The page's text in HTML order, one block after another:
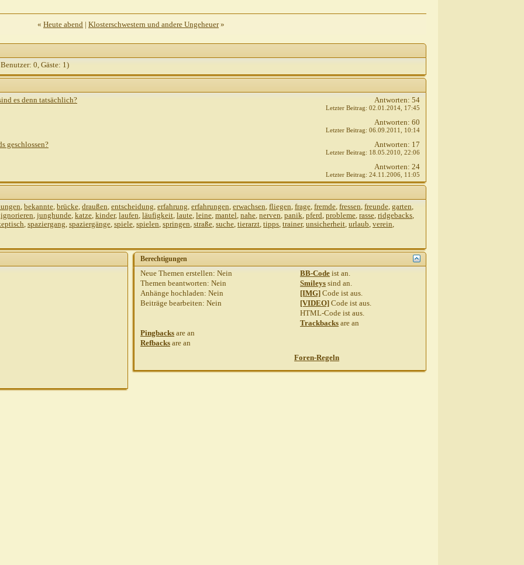
« Heute abend | Klosterschwestern und andere Ungeheuer »
0, Gäste: 1)
es denn tatsächlich? Antworten: 54
Letzter Beitrag: 02.01.2014, 17:45
Antworten: 60
Letzter Beitrag: 06.09.2011, 10:14
geschlossen? Antworten: 17
Letzter Beitrag: 18.05.2010, 22:06
Antworten: 24
Letzter Beitrag: 24.11.2006, 11:05
, bekannte, brücke, draußen, entscheidung, erfahrung, erfahrungen, erwachsen, fliegen, frage, fremde, fressen, freunde, garten,
ignorieren, junghunde, katze, kinder, laufen, läufigkeit, laute, leine, mantel, nahe, nerven, panik, pferd, probleme, rasse, ridgebacks,
, spaziergang, spaziergänge, spiele, spielen, springen, straße, suche, tierarzt, tipps, trainer, unsicherheit, urlaub, verein,
Berechtigungen
Neue Themen erstellen:Nein
Themen beantworten:Nein
Anhänge hochladen:Nein
Beiträge bearbeiten:Nein
BB-Code istan.
Smileys sindan.
[IMG] Code istaus.
[VIDEO] Code istaus.
HTML-Code istaus.
Trackbacks arean
Pingbacks arean
Refbacks arean
Foren-Regeln